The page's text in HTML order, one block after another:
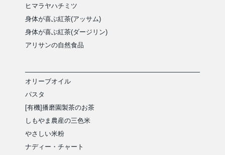
ヒマラヤハチミツ
身体が喜ぶ紅茶(アッサム)
身体が喜ぶ紅茶(ダージリン)
アリサンの自然食品
オリーブオイル
パスタ
[有機]播磨園製茶のお茶
しもやま農産の三色米
やさしい米粉
ナディー・チャート